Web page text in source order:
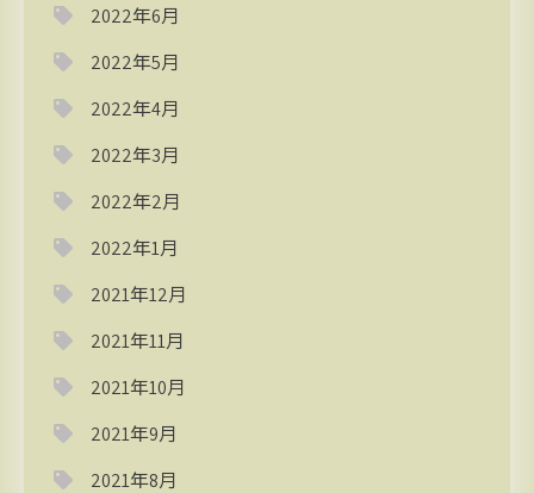
2022年6月
2022年5月
2022年4月
2022年3月
2022年2月
2022年1月
2021年12月
2021年11月
2021年10月
2021年9月
2021年8月